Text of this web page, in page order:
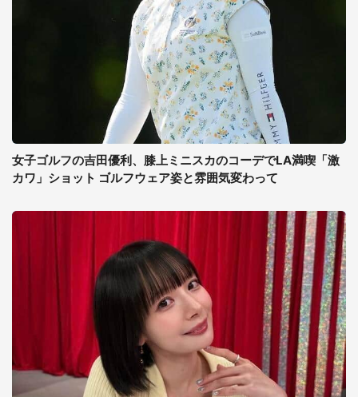
女子ゴルフの吉田優利、膝上ミニスカのコーデでLA満喫「激
カワ」ショット ゴルフウェア姿と雰囲気変わって